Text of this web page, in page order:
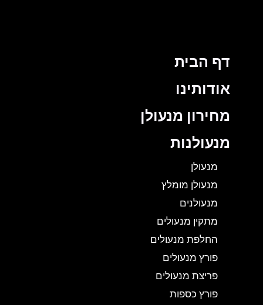
דף הבית
אודותינו
מחירון מנעולן
מנעולנות
מנעולן
מנעולן מומלץ
מנעולנים
מתקין מנעולים
החלפת מנעולים
פורץ מנעולים
פריצת מנעולים
פורץ כספות